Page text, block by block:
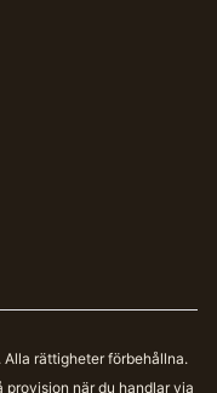
rättigheter förbehållna.
när du handlar via